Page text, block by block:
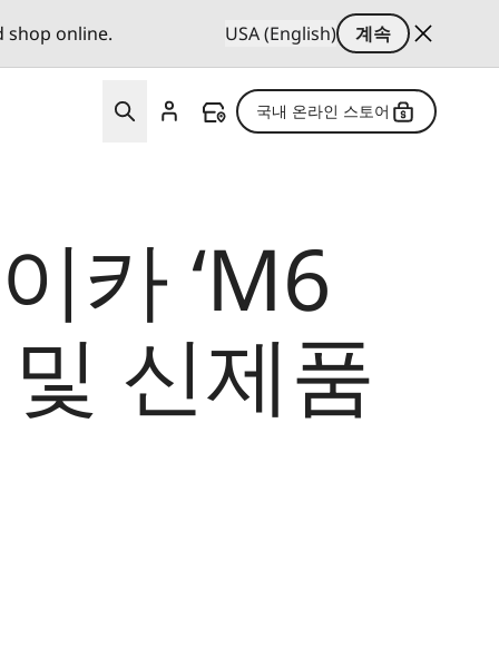
shop online. USA (English)
계속
국내 온라인 스토어
카 ‘M6
신제품